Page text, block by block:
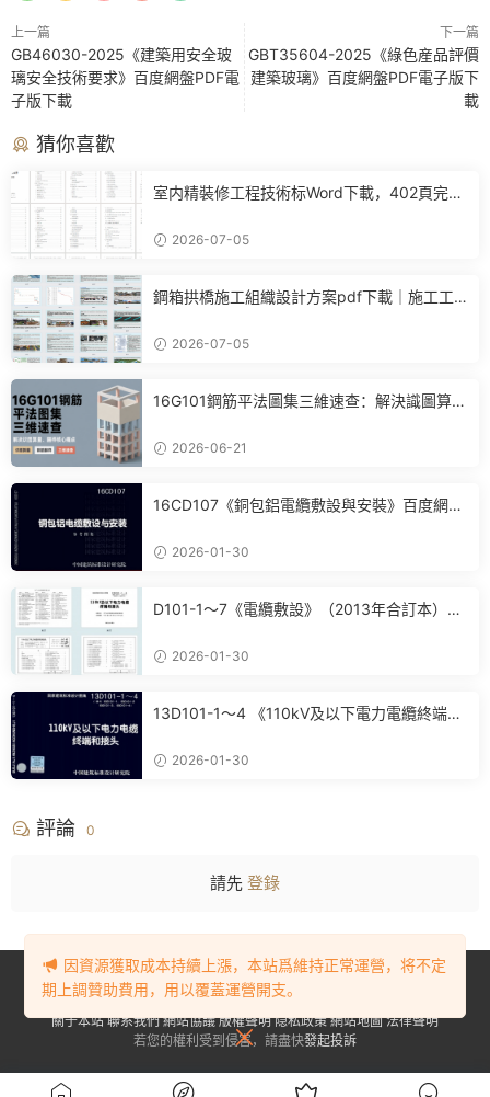
上一篇
GB46030-2025《建築用安全玻
璃安全技術要求》百度網盤PDF電
子版下載
下一篇
GBT35604-2025《綠色産品評價
建築玻璃》百度網盤PDF電子版下
載
猜你喜歡
室内精裝修工程技術标Word下載，402頁完整
2026-07-05
鋼箱拱橋施工組織設計方案pdf下載｜施工工
2026-07-05
16G101鋼筋平法圖集三維速查：解決識圖算
2026-06-21
16CD107《銅包鋁電纜敷設與安裝》百度網盤
2026-01-30
D101-1～7《電纜敷設》（2013年合訂本）百
2026-01-30
13D101-1～4 《110kV及以下電力電纜終端和
載 2026-01-30
評論 0
請先 登錄
Copyright © 2023-2024BIM資源網. All Rights Reserved.
2023001905号-1
關于本站 聯系我們 網站協議 版權聲明 隐私政策 網站地圖 法律聲明
若您的權利受到侵害，請盡快發起投訴
因資源獲取成本持續上漲，本站爲維持正常運營，将不定
期上調贊助費用，用以覆蓋運營開支。